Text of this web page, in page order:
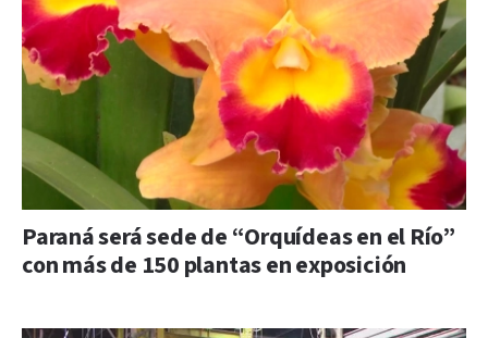
Paraná será sede de “Orquídeas en el Río”
con más de 150 plantas en exposición